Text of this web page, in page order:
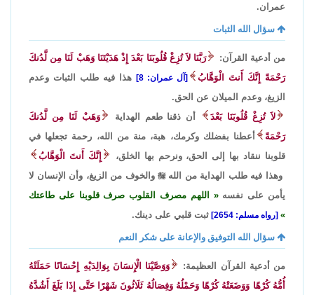
عمران.
سؤال الله الثبات
من أدعية القرآن:
رَبَّنَا لاَ تُزِغْ قُلُوبَنَا بَعْدَ إِذْ هَدَيْتَنَا وَهَبْ لَنَا مِن لَّدُنكَ
رَحْمَةً إِنَّكَ أَنتَ الْوَهَّابُ
[آل عمران: 8]
هذا فيه طلب الثبات وعدم
الزيغ، وعدم الميلان عن الحق.
لاَ تُزِغْ قُلُوبَنَا بَعْدَ
أن ذقنا طعم الهداية
وَهَبْ لَنَا مِن لَّدُنكَ
رَحْمَةً
أعطنا بفضلك وكرمك، هبة، منة من الله، رحمة تجعلها في
قلوبنا ننقاد بها إلى الحق، ونرحم بها الخلق،
إِنَّكَ أَنتَ الْوَهَّابُ
وهذا فيه طلب الهداية من الله والخوف من الزيغ، وأن الإنسان لا
يأمن على نفسه
اللهم مصرف القلوب صرف قلوبنا على طاعتك
[رواه مسلم: 2654] ثبت قلبي على دينك.
سؤال الله التوفيق والإعانة على شكر النعم
من أدعية القرآن العظيمة:
وَوَصَّيْنَا الْإِنسَانَ بِوَالِدَيْهِ إِحْسَانًا حَمَلَتْهُ
أُمُّهُ كُرْهًا وَوَضَعَتْهُ كُرْهًا وَحَمْلُهُ وَفِصَالُهُ ثَلَاثُونَ شَهْرًا حَتَّى إِذَا بَلَغَ أَشُدَّهُ